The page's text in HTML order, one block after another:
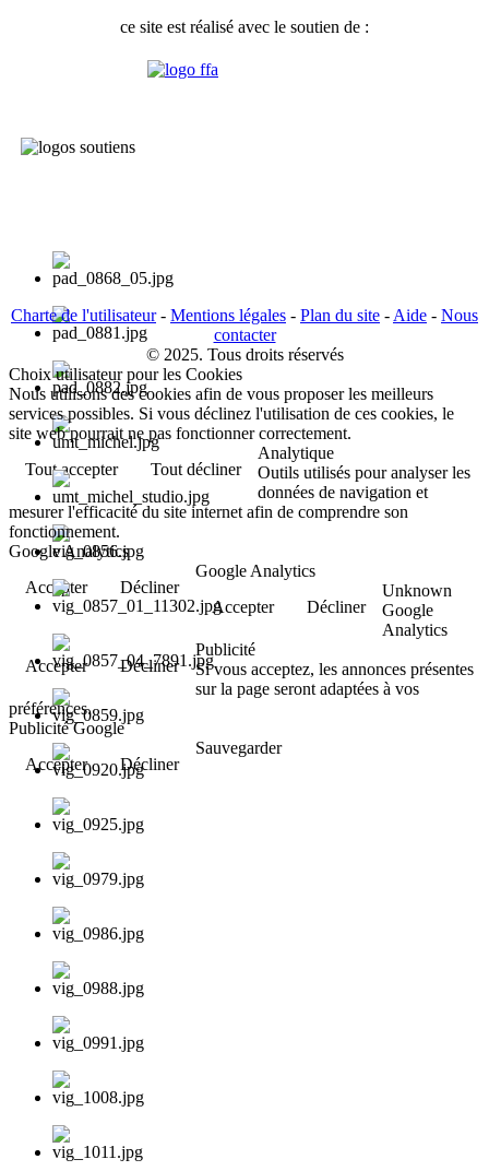
ce site est réalisé avec le soutien de :
Charte de l'utilisateur- Mentions légales - Plan du site - Aide - Nous
contacter
© 2025. Tous droits réservés
Choix utilisateur pour les Cookies
Nous utilisons des cookies afin de vous proposer les meilleurs
services possibles. Si vous déclinez l'utilisation de ces cookies, le
site web pourrait ne pas fonctionner correctement.
Tout accepter
Tout décliner
Analytique
Outils utilisés pour analyser les
données de navigation et
mesurer l'efficacité du site internet afin de comprendre son
fonctionnement.
Google Analytics
Accepter
Décliner
Google Analytics
Accepter
Décliner
Unknown
Google
Analytics
Accepter
Décliner
Publicité
Si vous acceptez, les annonces présentes
sur la page seront adaptées à vos
préférences.
Publicité Google
Accepter
Décliner
Sauvegarder